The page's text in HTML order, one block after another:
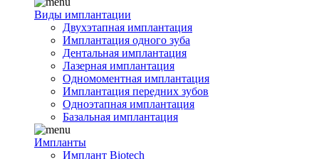
Виды имплантации
Двухэтапная имплантация
Имплантация одного зуба
Дентальная имплантация
Лазерная имплантация
Одномоментная имплантация
Имплантация передних зубов
Одноэтапная имплантация
Базальная имплантация
Импланты
Имплант Biotech